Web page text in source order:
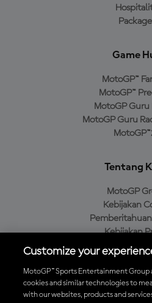
Game
MotoGP™
MotoGP™
MotoGP Guru
MotoGP Guru
Tentang
MotoGP
Kebijakan
Kebijakan
Kebijakan
Unduh Aplikasi
Customize your
MotoGP™ Sports Entertainment Group
cookies and similar technologies to
with our websites, products and